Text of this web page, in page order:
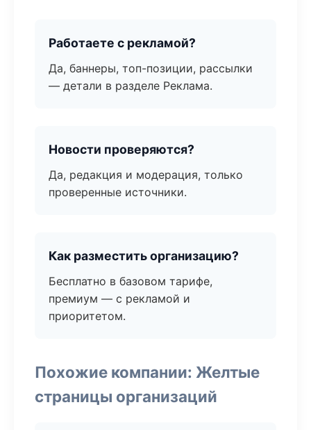
Работаете с рекламой?
Да, баннеры, топ-позиции, рассылки
— детали в разделе Реклама.
Новости проверяются?
Да, редакция и модерация, только
проверенные источники.
Как разместить организацию?
Бесплатно в базовом тарифе,
премиум — с рекламой и
приоритетом.
Похожие компании: Желтые
страницы организаций